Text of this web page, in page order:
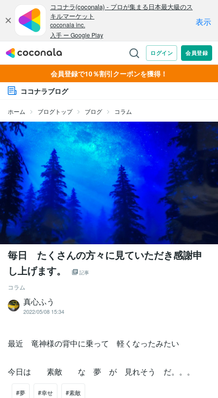
会員登録で10％割引クーポンを獲得！
ココナラブログ
ホーム ブログトップ ブログ コラム
毎日 たくさんの方々に見ていただき感謝申
し上げます。
記事
コラム
真心ふう
2022/05/08 15:34
最近 竜神様の背中に乗って 軽くなったみたい
今日は 素敵 な 夢 が 見れそう だ。。。
#夢 #幸せ #素敵